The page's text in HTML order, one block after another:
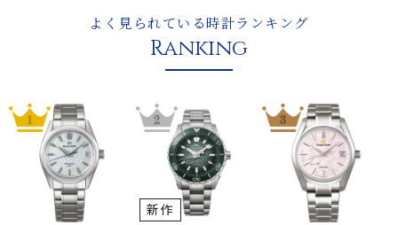
よく見られている時計ランキング
Ranking
新作